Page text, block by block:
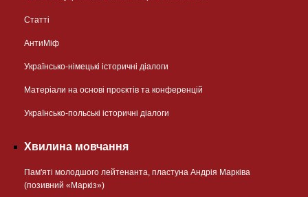
Статті
АнтиМіф
Українсько-німецькі історичні діалоги
Матеріали на основі проєктів та конференцій
Українсько-польські історичні діалоги
Хвилина мовчання
Пам'яті молодшого лейтенанта, пластуна Андрія Марківа
(позивний «Маркіз»)